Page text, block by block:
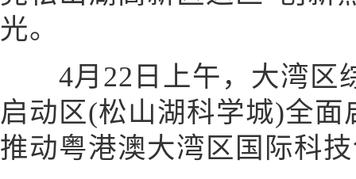
光。
4月22日上午，大湾区
启动区(松山湖科学城)全
推动粤港澳大湾区国际科